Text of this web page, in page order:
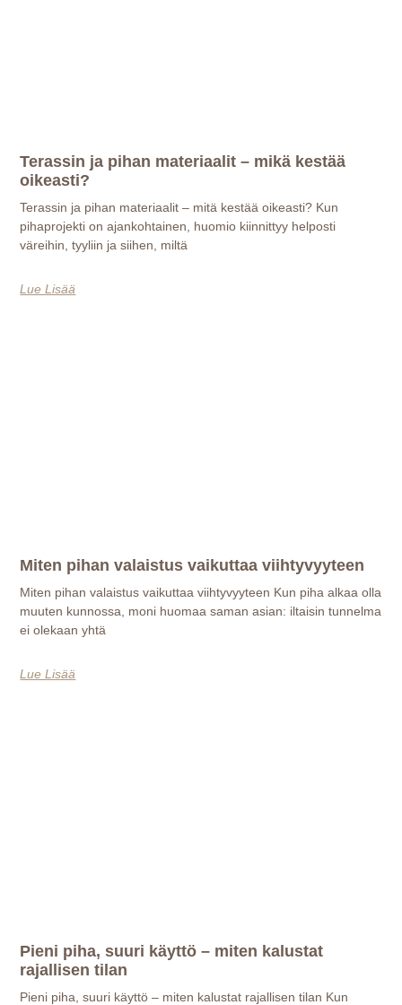
Terassin ja pihan materiaalit – mikä kestää
oikeasti?
Terassin ja pihan materiaalit – mitä kestää oikeasti? Kun
pihaprojekti on ajankohtainen, huomio kiinnittyy helposti
väreihin, tyyliin ja siihen, miltä
Lue Lisää
Miten pihan valaistus vaikuttaa viihtyvyyteen
Miten pihan valaistus vaikuttaa viihtyvyyteen Kun piha alkaa olla
muuten kunnossa, moni huomaa saman asian: iltaisin tunnelma
ei olekaan yhtä
Lue Lisää
Pieni piha, suuri käyttö – miten kalustat
rajallisen tilan
Pieni piha, suuri käyttö – miten kalustat rajallisen tilan Kun